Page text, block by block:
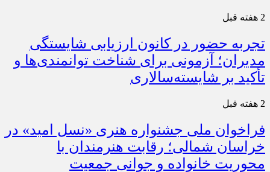
2 هفته قبل
تجربه حضور در کانون ارزیابی شایستگی
مدیران؛ آزمونی برای شناخت توانمندی‌ها و
تأکید بر شایسته‌سالاری
2 هفته قبل
فراخوان ملی جشنواره هنری «نسل امید» در
خراسان شمالی؛ رقابت هنرمندان با
محوریت خانواده و جوانی جمعیت